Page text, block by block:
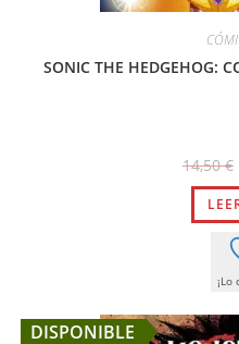
SONIC THE HEDGEHOG:
14,50€
¡Lo
DISPONIBLE